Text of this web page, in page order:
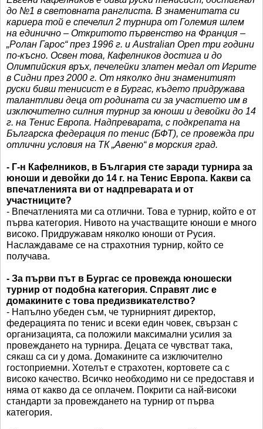
до №1 в световната ранглиста. В знаменитата си
кариера той е спечелил 2 турнира от Големия шлем
на единично – Откритото първенство на Франция –
„Ролан Гарос“ през 1996 г. и Australian Open три години
по-късно. Освен това, Кафелников достига и до
Олимпийския връх, печелейки златен медал от Игрите
в Сидни през 2000 г. От няколко дни знаменитият
руски бивш тенисист е в Бургас, където придружава
талантливи деца от родината си за участието им в
изключително силния турнир за юноши и девойки до 14
г. на Тенис Европа. Надпреварата, с подкрепата на
Българска федерация по тенис (БФТ), се провежда при
отлични условия на ТК „Авеню“ в морския град.
- Г-н Кафелников, в България сте заради турнира за
юноши и девойки до 14 г. на Тенис Европа. Какви са
впечатленията ви от надпреварата и от
участниците?
- Впечатленията ми са отлични. Това е турнир, който е от
първа категория. Нивото на участващите юноши е много
високо. Придружавам няколко юноши от Русия.
Наслаждаваме се на страхотния турнир, който се
получава.
- За първи път в Бургас се провежда юношески
турнир от подобна категория. Справят лис е
домакините с това предизвикателство?
- Напълно убеден съм, че турнирният директор,
федерацията по тенис и всеки един човек, свързан с
организацията, са положили максимални усилия за
провеждането на турнира. Децата се чувстват така,
сякаш са си у дома. Домакините са изключително
гостоприемни. Хотелът е страхотен, кортовете са с
високо качество. Всичко необходимо ни се предоставя и
няма от какво да се оплачем. Покрити са най-високи
стандарти за провеждането на турнир от първа
категория.